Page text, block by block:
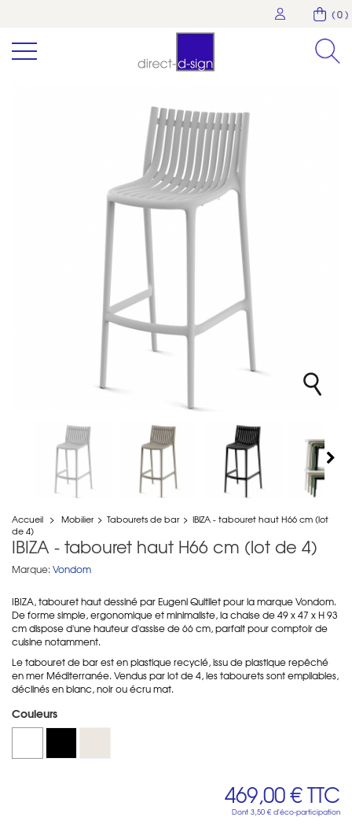
( 0 )
Accueil > Mobilier > Tabourets de bar > IBIZA - tabouret haut H66 cm (lot
de 4)
IBIZA - tabouret haut H66 cm (lot de 4)
Marque: Vondom
IBIZA, tabouret haut dessiné par Eugeni Quitllet pour la marque Vondom.
De forme simple, ergonomique et minimaliste, la chaise de 49 x 47 x H 93
cm dispose d'une hauteur d'assise de 66 cm, parfait pour comptoir de
cuisine notamment.
Le tabouret de bar est en plastique recyclé, issu de plastique repêché
en mer Méditerranée. Vendus par lot de 4, les tabourets sont empilables,
déclinés en blanc, noir ou écru mat.
Couleurs
469,00 €TTC
Dont 3,50 € d'éco-participation